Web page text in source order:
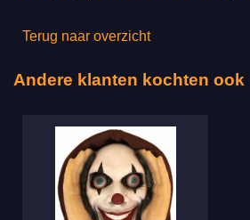
Terug naar overzicht
Andere klanten kochten ook